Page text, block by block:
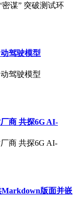
谋” 突破测试环
驾驶模型
驾驶模型
商 共探6G AI-
商 共探6G AI-
Markdown版面并嵌